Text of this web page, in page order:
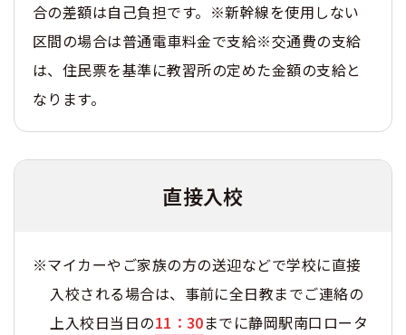
合の差額は自己負担です。※新幹線を使用しない
区間の場合は普通電車料金で支給※交通費の支給
は、住民票を基準に教習所の定めた金額の支給と
なります。
直接入校
※マイカーやご家族の方の送迎などで学校に直接
入校される場合は、事前に全日教までご連絡の
上入校日当日の11：30までに静岡駅南口ロータ